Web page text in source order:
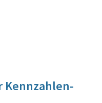
Kennzahlen-